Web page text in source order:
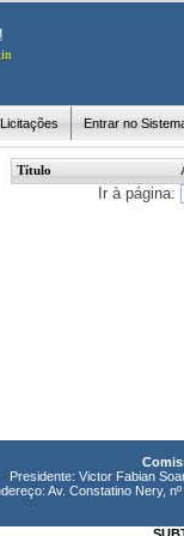
Licitações Entrar no
Título
Ir à página:
Presidente: Victor Fabian
Av. Constatino Nery,